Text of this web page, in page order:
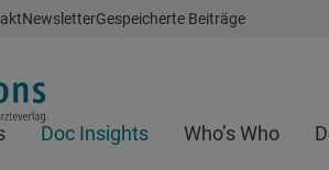
NewsletterGespeicherte Beiträge
Doc Insights Who’s Who